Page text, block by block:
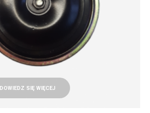
DOWIEDZ SIĘ WIĘCEJ